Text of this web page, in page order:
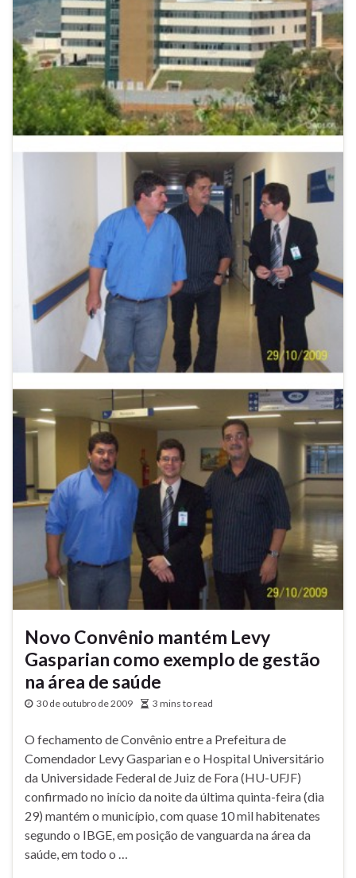
Novo Convênio mantém Levy
Gasparian como exemplo de gestão
na área de saúde
30 de outubro de 2009 3 mins to read
O fechamento de Convênio entre a Prefeitura de
Comendador Levy Gasparian e o Hospital Universitário
da Universidade Federal de Juiz de Fora (HU-UFJF)
confirmado no início da noite da última quinta-feira (dia
29) mantém o município, com quase 10 mil habitenates
segundo o IBGE, em posição de vanguarda na área da
saúde, em todo o …